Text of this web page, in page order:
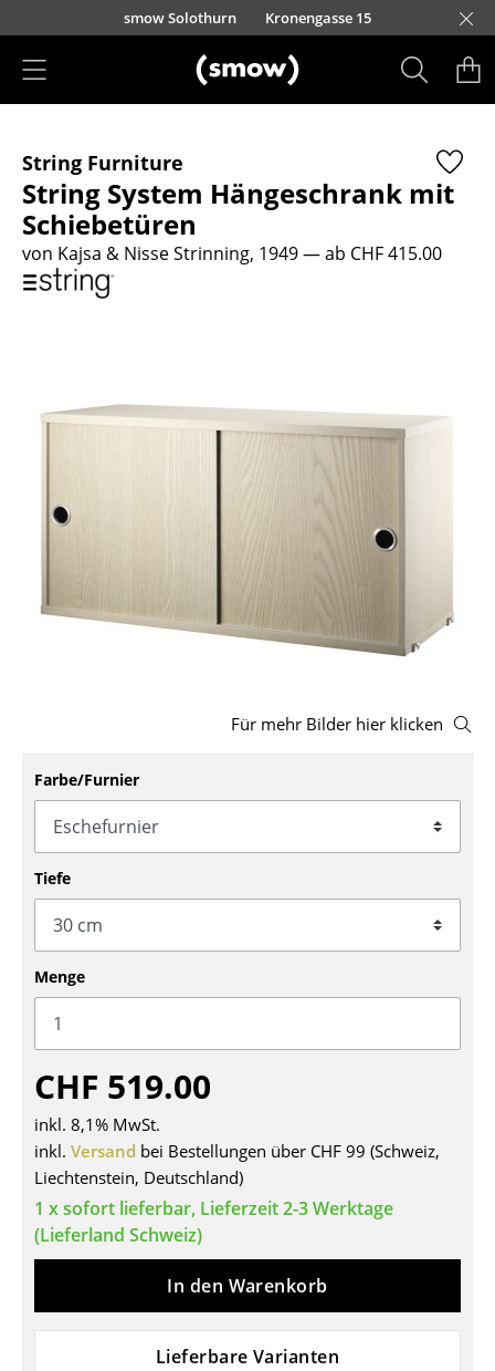
Direkt zum Inhaltsmow Solothurn Kronengasse 15
Sitzmöbel
Esszimmerstühle
Sofas
Sessel
Hocker
Sitzsäcke
Bürodrehstühle
Konferenzstühle
Bürosessel
Einzelteile
... alle Sitzmöbel
Tische
Couchtische
Schreibtische
Sekretäre & PC-Tische
Konferenztische
Stehtische & Stehpulte
String Furniture
String System Hängeschrank mit
Schiebetüren
von Kajsa & Nisse Strinning, 1949— ab CHF 415.00
Für mehr Bilder hier klicken
Farbe/Furnier
Tiefe
Menge
CHF 519.00
inkl. 8,1% MwSt.
inkl. Versand bei Bestellungen über CHF 99 (Schweiz,
Liechtenstein, Deutschland)
1 x sofort lieferbar, Lieferzeit 2-3 Werktage
(Lieferland Schweiz)
In den Warenkorb
Lieferbare Varianten